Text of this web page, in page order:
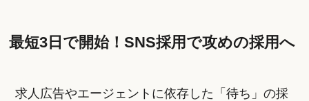
最短3日で開始！SNS採用で攻めの採用へ
求人広告やエージェントに依存した「待ち」の採